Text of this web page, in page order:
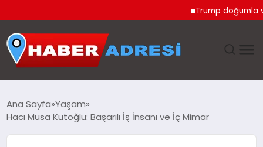
Trump doğumla
Ana Sayfa Yaşam
Hacı Musa Kutoğlu: Başarılı İş İnsanı ve İç Mimar